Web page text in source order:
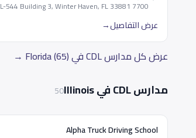
7700 FL-544 Building 3, Winter Haven, FL 33881
عرض التفاصيل→
عرض كل مدارس CDL في Florida (65) →
مدارس CDL في Illinois 50
Alpha Truck Driving School